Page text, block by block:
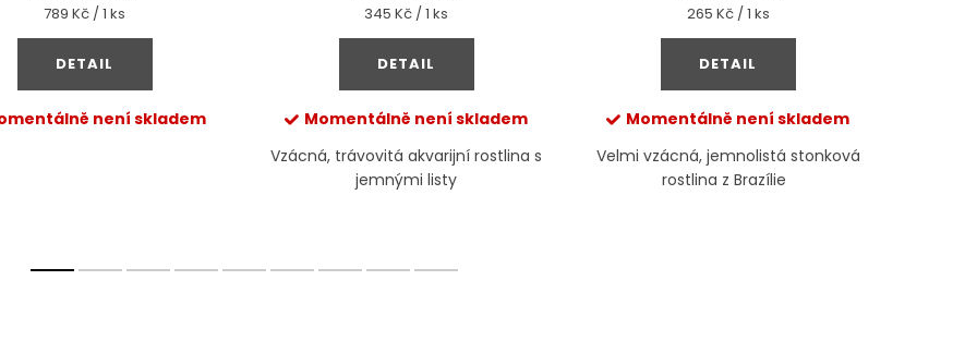
Měrná
cena:
789 Kč / 1 ks
DETAIL
není skladem
Měrná
cena:
345 Kč / 1 ks
DETAIL
Momentálně není skladem
Vzácná, trávovitá akvarijní rostlina s
jemnými listy
Měrná
cena:
265 Kč / 1 ks
DETAIL
Momentálně není skladem
Velmi vzácná, jemnolistá stonková
rostlina z Brazílie